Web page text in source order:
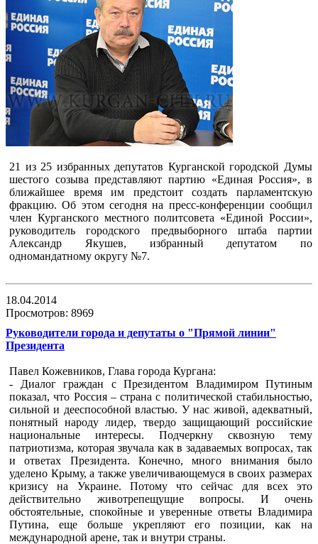
21 из 25 избранных депутатов Курганской городской Думы
шестого созыва представляют партию «Единая Россия», в
ближайшее время им предстоит создать парламентскую
фракцию. Об этом сегодня на пресс-конференции сообщил
член Курганского местного политсовета «Единой России»,
руководитель городского предвыборного штаба партии
Александр Якушев, избранный депутатом по
одномандатному округу №7.
18.04.2014
Просмотров: 8969
Руководители города и депутаты о "Прямой линии"
Президента
Павел Кожевников, Глава города Кургана:
- Диалог граждан с Президентом Владимиром Путиным
показал, что Россия – страна с политической стабильностью,
сильной и дееспособной властью. У нас живой, адекватный,
понятный народу лидер, твердо защищающий российские
национальные интересы. Подчеркну сквозную тему
патриотизма, которая звучала как в задаваемых вопросах, так
и ответах Президента. Конечно, много внимания было
уделено Крыму, а также увеличивающемуся в своих размерах
кризису на Украине. Потому что сейчас для всех это
действительно животрепещущие вопросы. И очень
обстоятельные, спокойные и уверенные ответы Владимира
Путина, еще больше укрепляют его позиции, как на
международной арене, так и внутри страны.